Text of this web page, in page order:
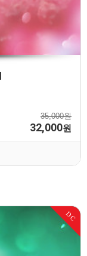
35,000원
32,000원
DC